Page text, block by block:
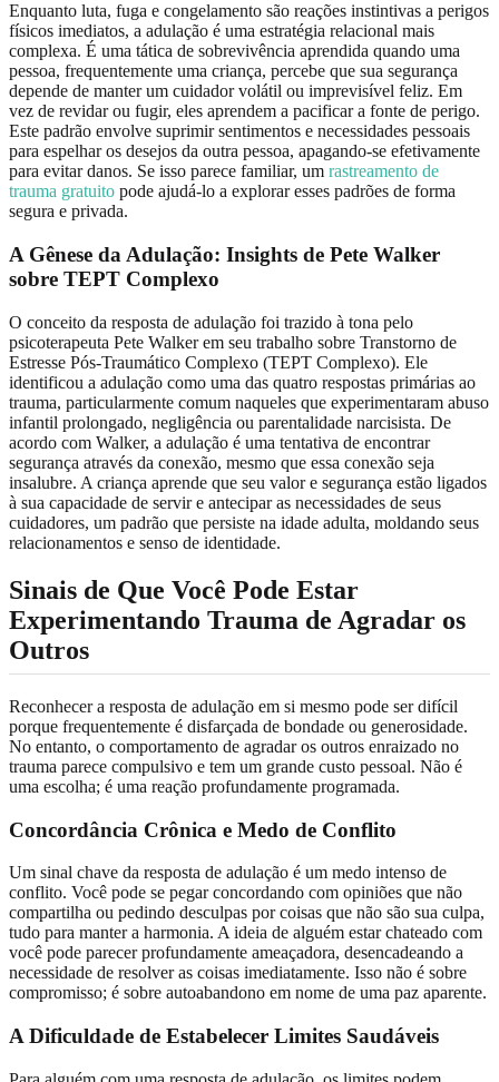
Enquanto luta, fuga e congelamento são reações instintivas a perigos
físicos imediatos, a adulação é uma estratégia relacional mais
complexa. É uma tática de sobrevivência aprendida quando uma
pessoa, frequentemente uma criança, percebe que sua segurança
depende de manter um cuidador volátil ou imprevisível feliz. Em
vez de revidar ou fugir, eles aprendem a pacificar a fonte de perigo.
Este padrão envolve suprimir sentimentos e necessidades pessoais
para espelhar os desejos da outra pessoa, apagando-se efetivamente
para evitar danos. Se isso parece familiar, um rastreamento de
trauma gratuito pode ajudá-lo a explorar esses padrões de forma
segura e privada.
A Gênese da Adulação: Insights de Pete Walker
sobre TEPT Complexo
O conceito da resposta de adulação foi trazido à tona pelo
psicoterapeuta Pete Walker em seu trabalho sobre Transtorno de
Estresse Pós-Traumático Complexo (TEPT Complexo). Ele
identificou a adulação como uma das quatro respostas primárias ao
trauma, particularmente comum naqueles que experimentaram abuso
infantil prolongado, negligência ou parentalidade narcisista. De
acordo com Walker, a adulação é uma tentativa de encontrar
segurança através da conexão, mesmo que essa conexão seja
insalubre. A criança aprende que seu valor e segurança estão ligados
à sua capacidade de servir e antecipar as necessidades de seus
cuidadores, um padrão que persiste na idade adulta, moldando seus
relacionamentos e senso de identidade.
Sinais de Que Você Pode Estar
Experimentando Trauma de Agradar os
Outros
Reconhecer a resposta de adulação em si mesmo pode ser difícil
porque frequentemente é disfarçada de bondade ou generosidade.
No entanto, o comportamento de agradar os outros enraizado no
trauma parece compulsivo e tem um grande custo pessoal. Não é
uma escolha; é uma reação profundamente programada.
Concordância Crônica e Medo de Conflito
Um sinal chave da resposta de adulação é um medo intenso de
conflito. Você pode se pegar concordando com opiniões que não
compartilha ou pedindo desculpas por coisas que não são sua culpa,
tudo para manter a harmonia. A ideia de alguém estar chateado com
você pode parecer profundamente ameaçadora, desencadeando a
necessidade de resolver as coisas imediatamente. Isso não é sobre
compromisso; é sobre autoabandono em nome de uma paz aparente.
A Dificuldade de Estabelecer Limites Saudáveis